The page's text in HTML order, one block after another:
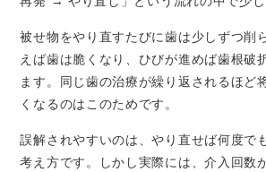
被せ物をやり直すたびに歯は少しずつ削
えば歯は脆くなり、ひびが進めば歯根破
ます。同じ歯の治療が繰り返されるほど
くなるのはこのためです。
誤解されやすいのは、やり直せば何度で
考え方です。しかし実際には、介入回数